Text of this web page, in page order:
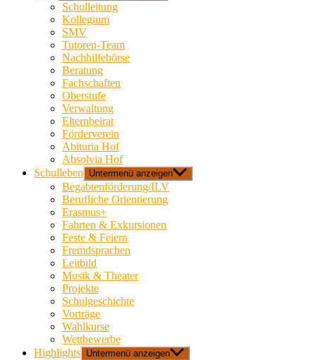
Schulleitung
Kollegium
SMV
Tutoren-Team
Nachhilfebörse
Beratung
Fachschaften
Oberstufe
Verwaltung
Elternbeirat
Förderverein
Abituria Hof
Absolvia Hof
Schulleben
Untermenü anzeigen
Begabtenförderung/ILV
Berufliche Orientierung
Erasmus+
Fahrten & Exkursionen
Feste & Feiern
Fremdsprachen
Leitbild
Musik & Theater
Projekte
Schulgeschichte
Vorträge
Wahlkurse
Wettbewerbe
Highlights Untermenü anzeigen